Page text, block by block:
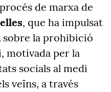
de marxa de
, que ha impulsat
sobre la prohibició
motivada per la
socials al medi
veïns, a través